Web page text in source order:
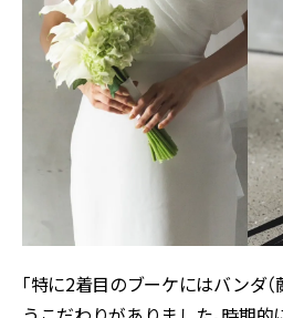
「特に2着目のブーケにはバンダ